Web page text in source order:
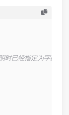
已经指定为字面量